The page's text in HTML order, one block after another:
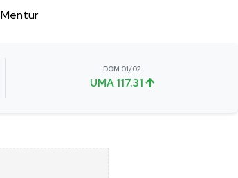
Mentur
DOM 01/02
UMA 117.31